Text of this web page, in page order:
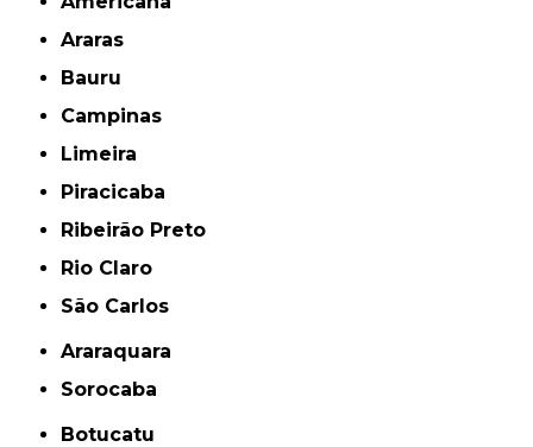
Araras
Bauru
Campinas
Limeira
Piracicaba
Ribeirão Preto
Rio Claro
São Carlos
Araraquara
Sorocaba
Botucatu